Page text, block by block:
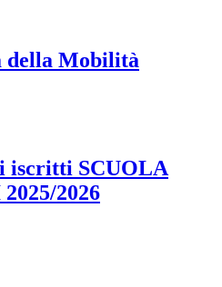
della Mobilità
iscritti SCUOLA
2026